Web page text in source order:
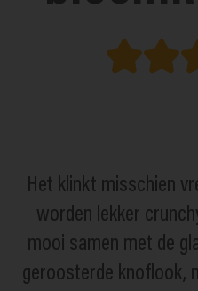
Het klinkt misschien
worden lekker
mooi samen met de
geroosterde knoflook,